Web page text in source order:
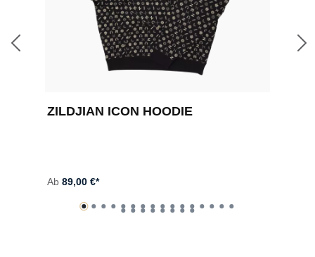
ZILDJIAN ICON HOODIE
Ab 89,00 €*